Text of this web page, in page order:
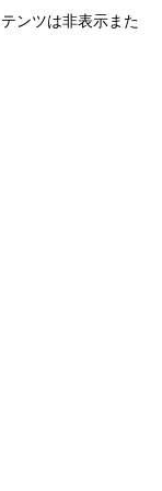
ンツは非表示また